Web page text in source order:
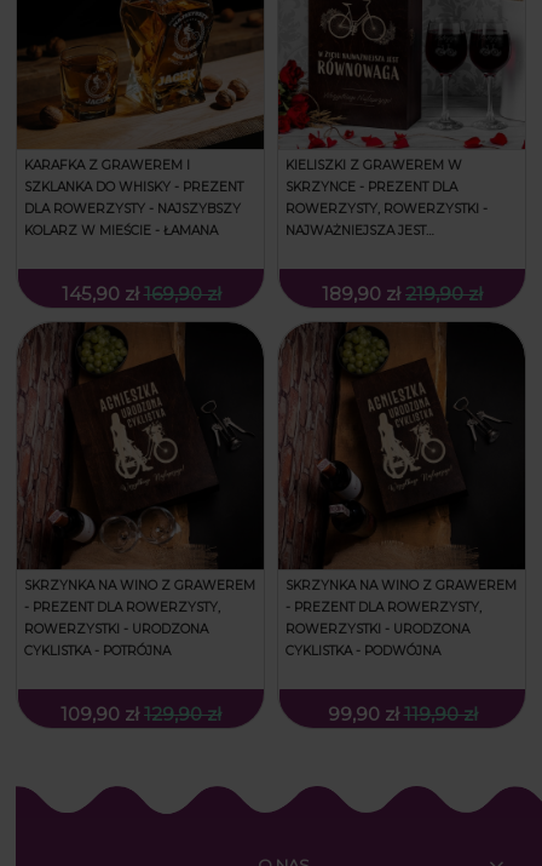
KARAFKA Z GRAWEREM I
SZKLANKA DO WHISKY - PREZENT
DLA ROWERZYSTY - NAJSZYBSZY
KOLARZ W MIEŚCIE - ŁAMANA
145,90 zł 169,90 zł
KIELISZKI Z GRAWEREM W
SKRZYNCE - PREZENT DLA
ROWERZYSTY, ROWERZYSTKI -
NAJWAŻNIEJSZA JEST
189,90 zł 219,90 zł
SKRZYNKA NA WINO Z GRAWEREM
- PREZENT DLA ROWERZYSTY,
ROWERZYSTKI - URODZONA
CYKLISTKA - POTRÓJNA
109,90 zł 129,90 zł
SKRZYNKA NA WINO Z GRAWEREM
- PREZENT DLA ROWERZYSTY,
ROWERZYSTKI - URODZONA
CYKLISTKA - PODWÓJNA
99,90 zł 119,90 zł